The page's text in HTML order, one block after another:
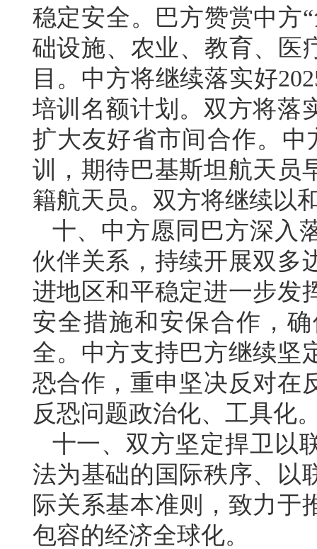
稳定安全。巴方赞赏中方
础设施、农业、教育、医
目。中方将继续落实好
培训名额计划。双方将落
扩大友好省市间合作。
训，期待巴基斯坦航天员
籍航天员。双方将继续以
十、中方愿同巴方深入
伙伴关系，持续开展双多
进地区和平稳定进一步发
安全措施和安保合作，
全。中方支持巴方继续坚
恐合作，重申坚决反对在
反恐问题政治化、工具化
十一、双方坚定捍卫以
法为基础的国际秩序、以
际关系基本准则，致力于
包容的经济全球化。